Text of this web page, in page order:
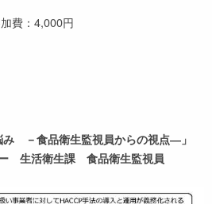
費：4,000円
－食品衛生監視員からの視点―」
生活衛生課 食品衛生監視員